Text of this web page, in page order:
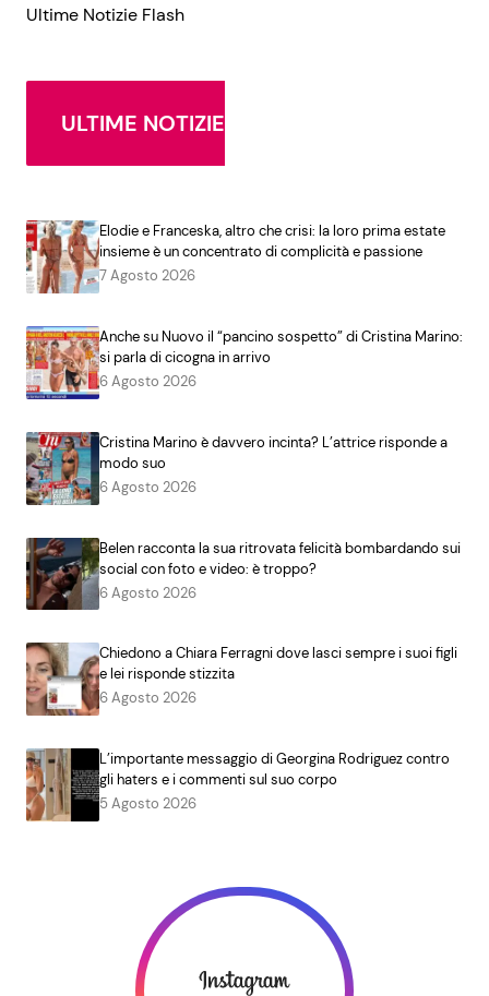
Ultime Notizie Flash
ULTIME NOTIZIE
Elodie e Franceska, altro che crisi: la loro prima estate
insieme è un concentrato di complicità e passione
7 Agosto 2026
Anche su Nuovo il “pancino sospetto” di Cristina Marino:
si parla di cicogna in arrivo
6 Agosto 2026
Cristina Marino è davvero incinta? L’attrice risponde a
modo suo
6 Agosto 2026
Belen racconta la sua ritrovata felicità bombardando sui
social con foto e video: è troppo?
6 Agosto 2026
Chiedono a Chiara Ferragni dove lasci sempre i suoi figli
e lei risponde stizzita
6 Agosto 2026
L’importante messaggio di Georgina Rodriguez contro
gli haters e i commenti sul suo corpo
5 Agosto 2026